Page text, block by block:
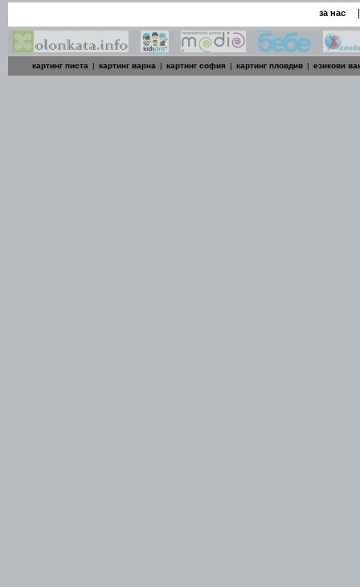
за нас
картинг писта | картинг варна | картинг софия | картинг пловдив | езикови